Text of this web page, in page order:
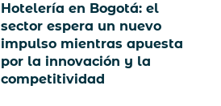
Hotelería en Bogotá: el
sector espera un nuevo
impulso mientras apuesta
por la innovación y la
competitividad